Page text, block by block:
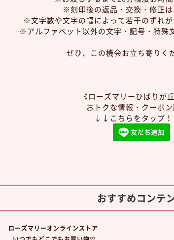
※刻印後の返品・交換・修正は
※文字数や文字の幅によって若干のずれが
※アルファベット以外の文字・記号・特殊
ぜひ、この機会お立ち寄りく
《ローズマリーひばりが
おトクな情報・クーポン
↓↓こちらをタップ
おすすめコンテ
ローズマリーオンラインストア